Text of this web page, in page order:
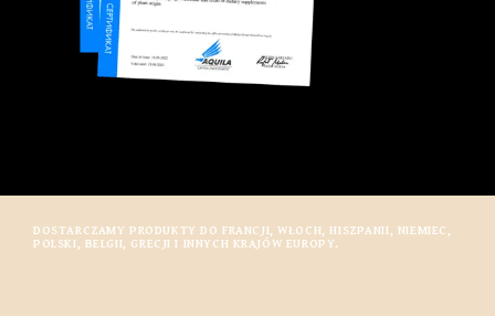
DOSTARCZAMY PRODUKTY DO FRANCJI, WŁOCH, HISZPANII, NIEMIEC,
POLSKI, BELGII, GRECJI I INNYCH KRAJÓW EUROPY.